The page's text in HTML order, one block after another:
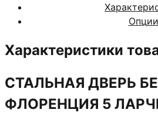
ФЛОРЕНЦИЯ
Опции
Характеристики
СТАЛЬНАЯ ДВЕРЬ
ФЛОРЕНЦИЯ 5